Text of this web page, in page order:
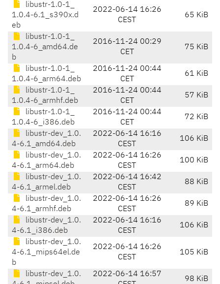
libustr-1.0-1_
1.0.4-6.1_s390x.d
eb
2022-06-14 16:26
CEST
65 KiB
libustr-1.0-1_
1.0.4-6_amd64.de
b
2016-11-24 00:29
CET
75 KiB
libustr-1.0-1_
1.0.4-6_arm64.deb
2016-11-24 00:44
CET
61 KiB
libustr-1.0-1_
1.0.4-6_armhf.deb
2016-11-24 00:44
CET
57 KiB
libustr-1.0-1_
1.0.4-6_i386.deb
2016-11-24 00:44
CET
72 KiB
libustr-dev_1.0.
4-6.1_amd64.deb
2022-06-14 16:16
CEST
106 KiB
libustr-dev_1.0.
4-6.1_arm64.deb
2022-06-14 16:26
CEST
100 KiB
libustr-dev_1.0.
4-6.1_armel.deb
2022-06-14 16:42
CEST
88 KiB
libustr-dev_1.0.
4-6.1_armhf.deb
2022-06-14 16:26
CEST
89 KiB
libustr-dev_1.0.
4-6.1_i386.deb
2022-06-14 16:16
CEST
106 KiB
libustr-dev_1.0.
4-6.1_mips64el.de
b
2022-06-14 16:26
CEST
105 KiB
libustr-dev_1.0.
2022-06-14 16:57
98 KiB